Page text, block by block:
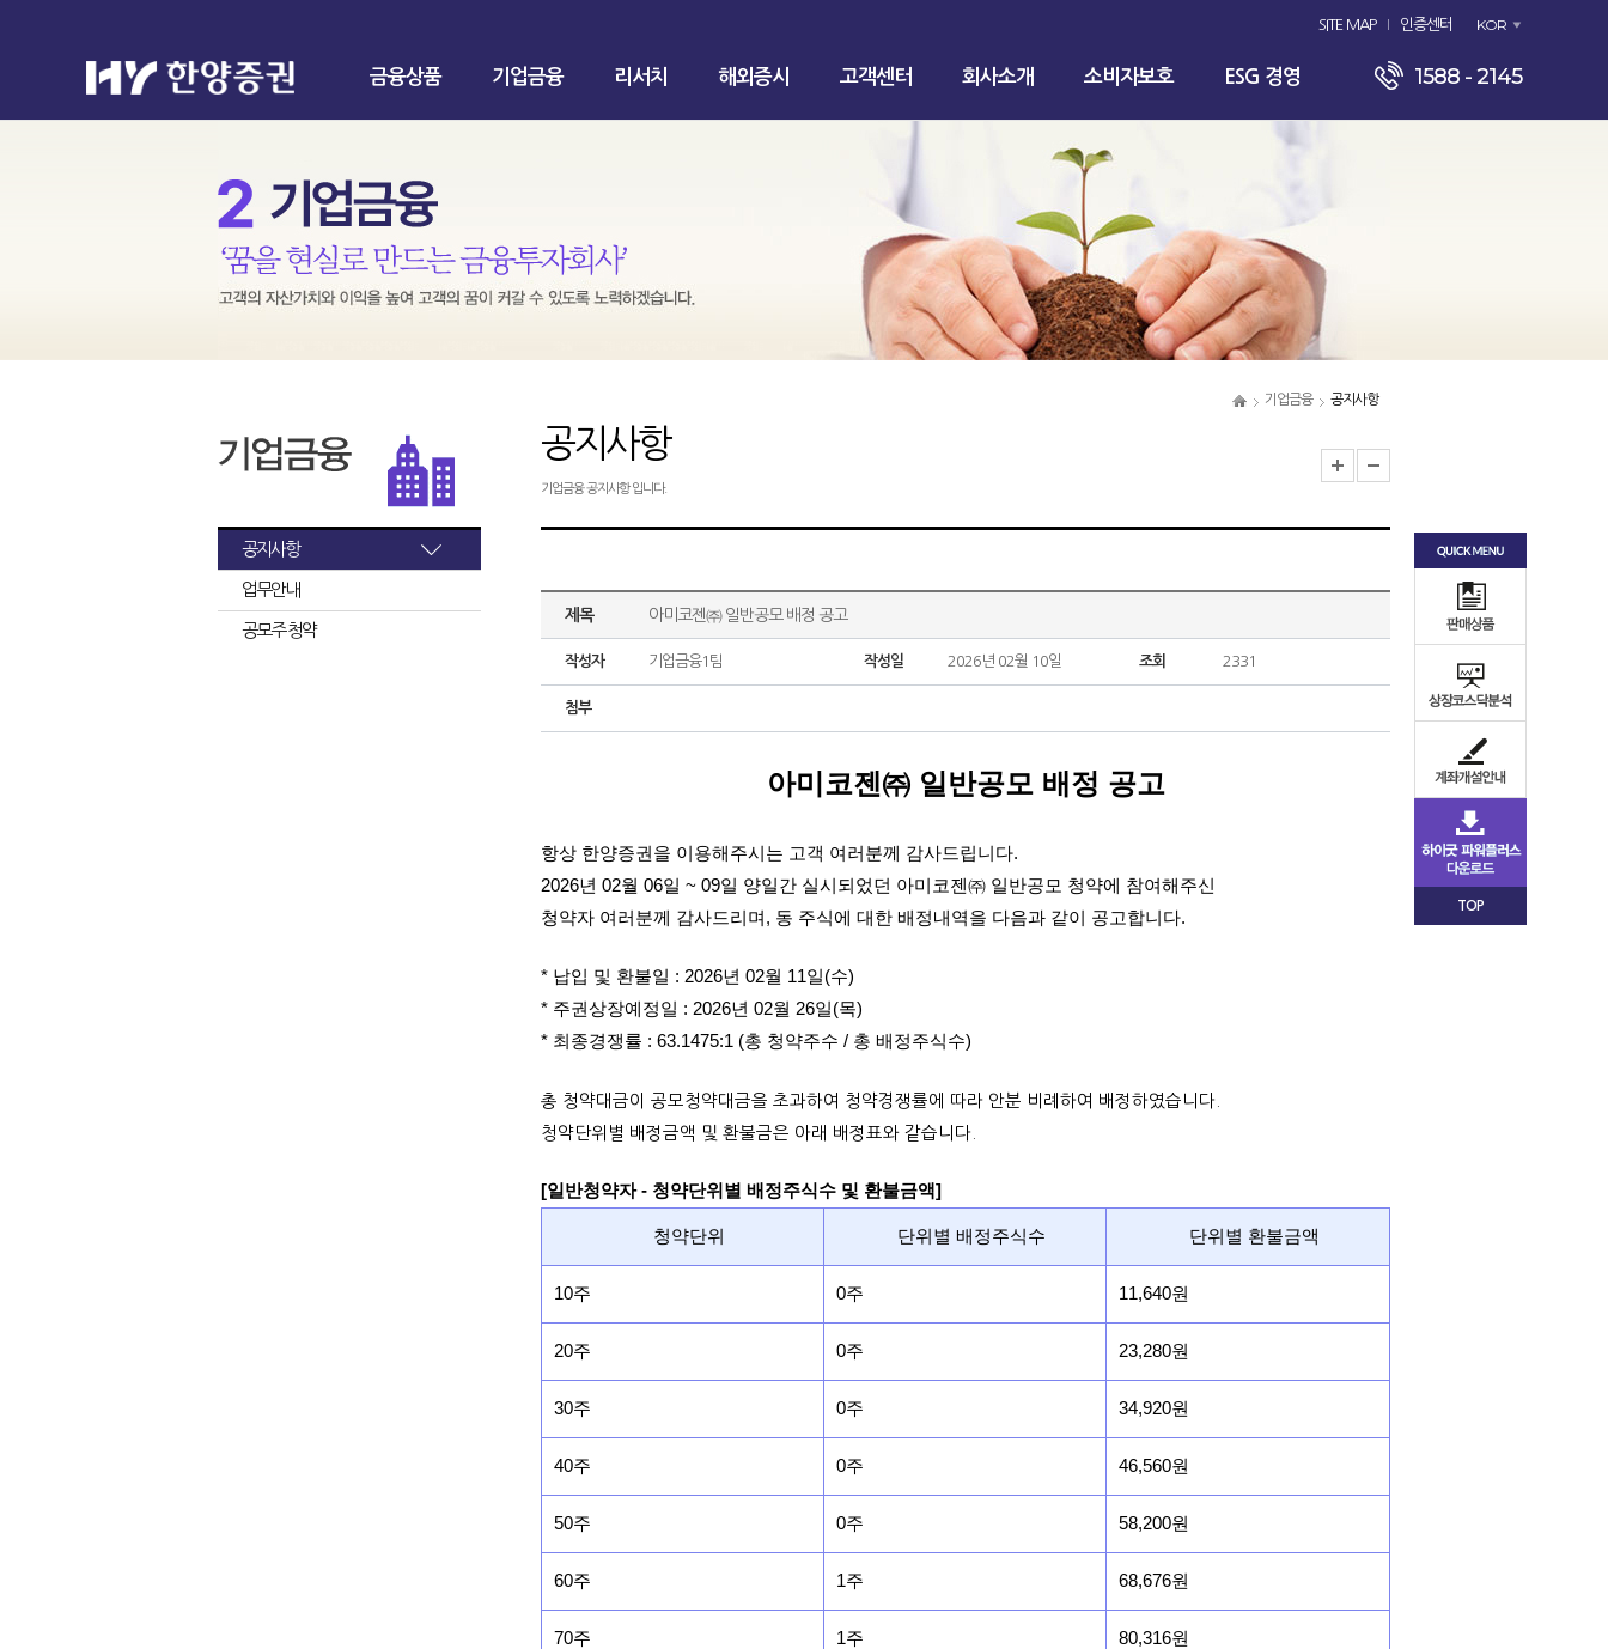
SITE MAP 인증센터 KOR
금융상품 기업금융 리서치 해외증시 고객센터 회사소개 소비자보호 ESG 경영 1588 - 2145
기업금융 공지사항
공지사항
업무안내
공모주 청약
공지사항
기업금융 공지사항 입니다.
제목 아미코젠㈜ 일반공모 배정 공고
작성자 기업금융1팀 작성일 2026년 02월 10일 조회 2331
첨부
아미코젠㈜ 일반공모 배정 공고
항상 한양증권을 이용해주시는 고객 여러분께 감사드립니다.
2026년 02월 06일 ~ 09일 양일간 실시되었던 아미코젠㈜ 일반공모 청약에 참여해주신
청약자 여러분께 감사드리며, 동 주식에 대한 배정내역을 다음과 같이 공고합니다.
* 납입 및 환불일 : 2026년 02월 11일(수)
* 주권상장예정일 : 2026년 02월 26일(목)
* 최종경쟁률 : 63.1475:1 (총 청약주수 / 총 배정주식수)
총 청약대금이 공모청약대금을 초과하여 청약경쟁률에 따라 안분 비례하여 배정하였습니다.
청약단위별 배정금액 및 환불금은 아래 배정표와 같습니다.
[일반청약자 - 청약단위별 배정주식수 및 환불금액]
청약단위 단위별 배정주식수 단위별 환불금액
10주 0주 11,640원
20주 0주 23,280원
30주 0주 34,920원
40주 0주 46,560원
50주 0주 58,200원
60주 1주 68,676원
70주 1주 80,316원
TOP